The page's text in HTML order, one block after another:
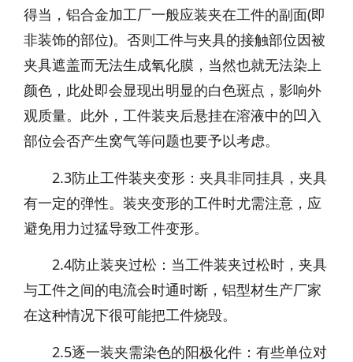
得当，铝合金加工厂一般应装夹在工件的副面(即
非装饰的部位)。否则工件与夹具的接触部位因被
夹具遮盖而无法生成氧化膜，当然也就无法染上
颜色，此处即会显现出明显的白色斑点，影响外
观质量。此外，工件装夹后悬挂在溶液中的凹入
部位会否产生窝气等问题也要予以考虑。
2.3防止工件装夹变形：夹具非同挂具，夹具
有一定的弹性。装夹变形的工件时尤需注意，应
避免用力过猛导致工件变形。
2.4防止装夹过松：当工件装夹过松时，夹具
与工件之间的电流会时通时断，铝型材生产厂家
在这种情况下很可能把工件烧毁。
2.5逐一装夹需染色的阳极化件：有些单位对